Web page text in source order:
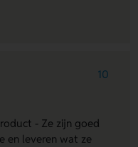
10
- Ze zijn goed
en leveren wat ze